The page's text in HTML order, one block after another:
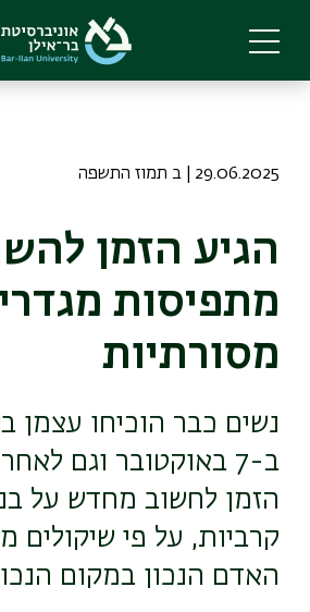
main
29.06.2025 | ב תמוז התשפה
הגיע הזמן
מתפיסות
מסורתיות
נשים כבר הוכיחו עצמן
ב-7 באוקטובר וגם
הזמן לחשוב מחדש על
קרביות, על פי שיקולים
האדם הנכון במקום